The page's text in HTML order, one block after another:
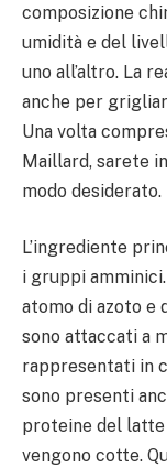
composizione
umidità e del
uno all’altro. La
anche per
Una volta
Maillard, sarete
modo desiderato.
L’ingrediente
i gruppi
atomo di azoto e
sono attaccati a
rappresentati in
sono presenti
proteine del
vengono cotte.